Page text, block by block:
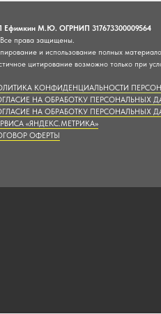
Ефимкин М.Ю. ОГРНИП 317673300009564
права защищены.
и использование полных
цитирование возможно только при
КОНФИДЕНЦИАЛЬНОСТИ
НА ОБРАБОТКУ ПЕРСОНАЛЬНЫХ
НА ОБРАБОТКУ
«ЯНДЕКС.МЕТРИКА»
ОФЕРТЫ